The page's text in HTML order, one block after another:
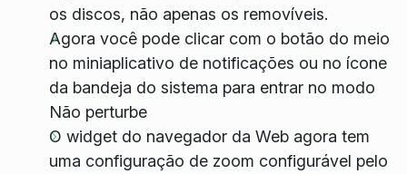
os discos, não apenas os removíveis.
Agora você pode clicar com o botão do meio
no miniaplicativo de notificações ou no ícone
da bandeja do sistema para entrar no modo
Não perturbe
O widget do navegador da Web agora tem
uma configuração de zoom configurável pelo